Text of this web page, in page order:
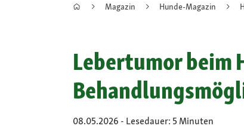
Magazin Hunde-Magazin
Lebertumor beim
08.05.2026 - Lesedauer: 5 Minuten